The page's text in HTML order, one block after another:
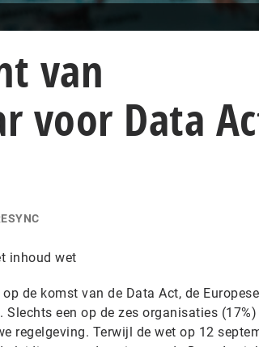
van
voor Data
inhoud wet
de komst van de Data Act, de
een op de zes organisaties
regelgeving. Terwijl de wet op 12